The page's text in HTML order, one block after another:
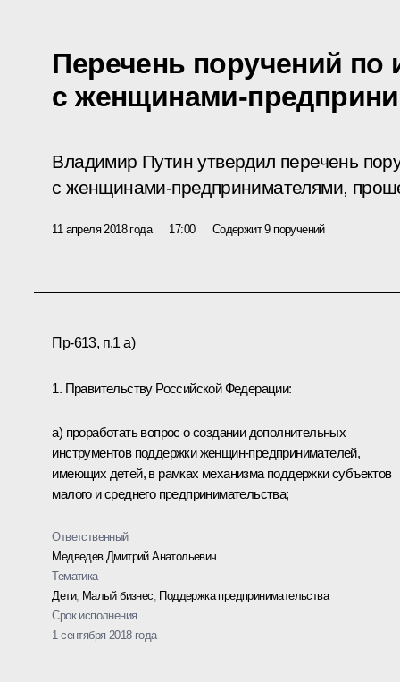
Перечень поручений по
с женщинами-
Владимир Путин утвердил перечень
с женщинами-предпринимателями,
11 апреля 2018 года 17:00 Содержит 9 поручений
Пр-613, п.1 а)
1. Правительству Российской Федерации:
а) проработать вопрос о создании дополнительных
инструментов поддержки женщин-предпринимателей,
имеющих детей, в рамках механизма поддержки субъектов
малого и среднего предпринимательства;
Ответственный
Медведев Дмитрий Анатольевич
Тематика
Дети, Малый бизнес Поддержка предпринимательства
Срок исполнения
1 сентября 2018 года